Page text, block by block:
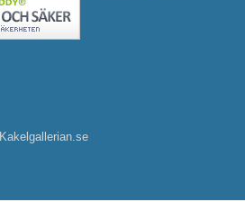
Kakelgallerian.se